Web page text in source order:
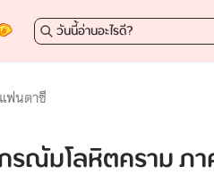
ฟนตาซี
รณัมโลหิตคราม ภ